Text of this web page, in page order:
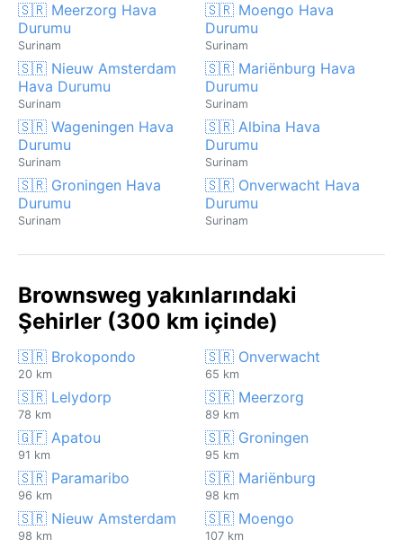
🇸🇷 Meerzorg Hava
Durumu
Surinam
🇸🇷 Moengo Hava
Durumu
Surinam
🇸🇷 Nieuw Amsterdam
Hava Durumu
Surinam
🇸🇷 Mariënburg Hava
Durumu
Surinam
🇸🇷 Wageningen Hava
Durumu
Surinam
🇸🇷 Albina Hava
Durumu
Surinam
🇸🇷 Groningen Hava
Durumu
Surinam
🇸🇷 Onverwacht Hava
Durumu
Surinam
Brownsweg yakınlarındaki
Şehirler (300 km içinde)
🇸🇷 Brokopondo
20 km
🇸🇷 Onverwacht
65 km
🇸🇷 Lelydorp
78 km
🇸🇷 Meerzorg
89 km
🇬🇫 Apatou
91 km
🇸🇷 Groningen
95 km
🇸🇷 Paramaribo
96 km
🇸🇷 Mariënburg
98 km
🇸🇷 Nieuw Amsterdam
98 km
🇸🇷 Moengo
107 km